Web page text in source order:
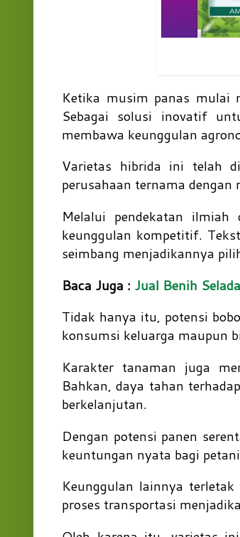
Ketika musim panas mulai
Sebagai solusi inovatif
membawa keunggulan
Varietas hibrida ini telah
perusahaan ternama
Melalui pendekatan
keunggulan kompetitif.
seimbang menjadikannya
Baca Juga : Jual Benih
Tidak hanya itu, potensi
konsumsi keluarga maupun
Karakter tanaman juga
Bahkan, daya tahan
berkelanjutan.
Dengan potensi panen
keuntungan nyata bagi
Keunggulan lainnya
proses transportasi